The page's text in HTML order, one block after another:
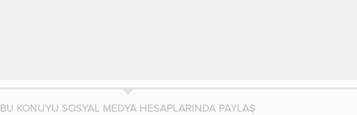
BU KONUYU SOSYAL MEDYA HESAPLARINDA PAYLAŞ